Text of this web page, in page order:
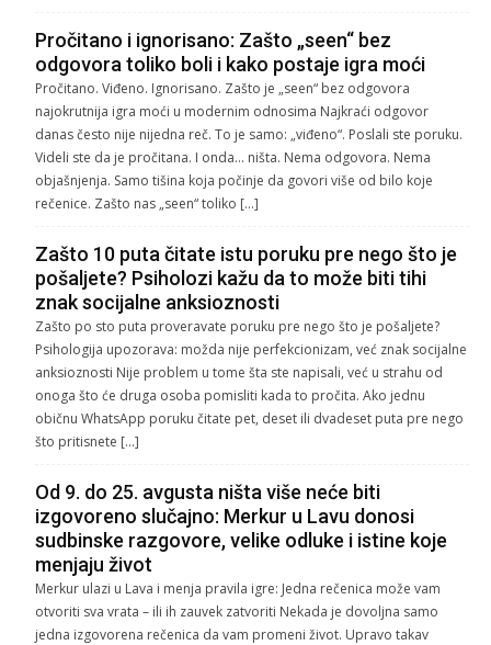
Pročitano i ignorisano: Zašto „seen“ bez
odgovora toliko boli i kako postaje igra moći
Pročitano. Viđeno. Ignorisano. Zašto je „seen“ bez odgovora
najokrutnija igra moći u modernim odnosima Najkraći odgovor
danas često nije nijedna reč. To je samo: „viđeno“. Poslali ste poruku.
Videli ste da je pročitana. I onda… ništa. Nema odgovora. Nema
objašnjenja. Samo tišina koja počinje da govori više od bilo koje
rečenice. Zašto nas „seen“ toliko […]
Zašto 10 puta čitate istu poruku pre nego što je
pošaljete? Psiholozi kažu da to može biti tihi
znak socijalne anksioznosti
Zašto po sto puta proveravate poruku pre nego što je pošaljete?
Psihologija upozorava: možda nije perfekcionizam, već znak socijalne
anksioznosti Nije problem u tome šta ste napisali, već u strahu od
onoga što će druga osoba pomisliti kada to pročita. Ako jednu
običnu WhatsApp poruku čitate pet, deset ili dvadeset puta pre nego
što pritisnete […]
Od 9. do 25. avgusta ništa više neće biti
izgovoreno slučajno: Merkur u Lavu donosi
sudbinske razgovore, velike odluke i istine koje
menjaju život
Merkur ulazi u Lava i menja pravila igre: Jedna rečenica može vam
otvoriti sva vrata – ili ih zauvek zatvoriti Nekada je dovoljna samo
jedna izgovorena rečenica da vam promeni život. Upravo takav